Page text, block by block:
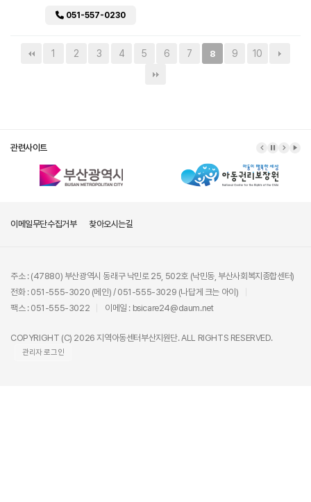
051-557-0230
1 2 3 4 5 6 7 8 9 10
관련사이트
이메일무단수집거부 찾아오시는길
주소 : (47880) 부산광역시 동래구 낙민로 25, 502호 (낙민동, 부산사회복지종합센터)
전화 : 051-555-3020 (메인) / 051-555-3029 (나답게 크는 아이)
팩스 : 051-555-3022
이메일 : bsicare24@daum.net
COPYRIGHT (C) 2026 지역아동센터부산지원단. ALL RIGHTS RESERVED.
관리자 로그인